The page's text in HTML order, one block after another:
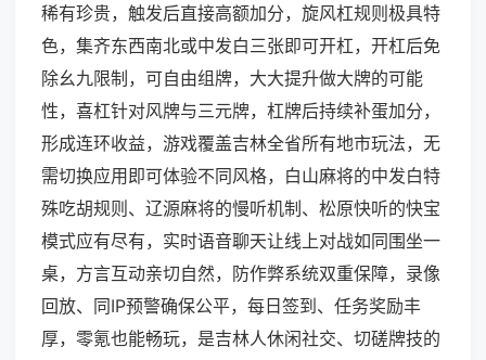
稀有珍贵，触发后直接高额加分，旋风杠规则极具特
色，集齐东西南北或中发白三张即可开杠，开杠后免
除幺九限制，可自由组牌，大大提升做大牌的可能
性，喜杠针对风牌与三元牌，杠牌后持续补蛋加分，
形成连环收益，游戏覆盖吉林全省所有地市玩法，无
需切换应用即可体验不同风格，白山麻将的中发白特
殊吃胡规则、辽源麻将的慢听机制、松原快听的快宝
模式应有尽有，实时语音聊天让线上对战如同围坐一
桌，方言互动亲切自然，防作弊系统双重保障，录像
回放、同IP预警确保公平，每日签到、任务奖励丰
厚，零氪也能畅玩，是吉林人休闲社交、切磋牌技的